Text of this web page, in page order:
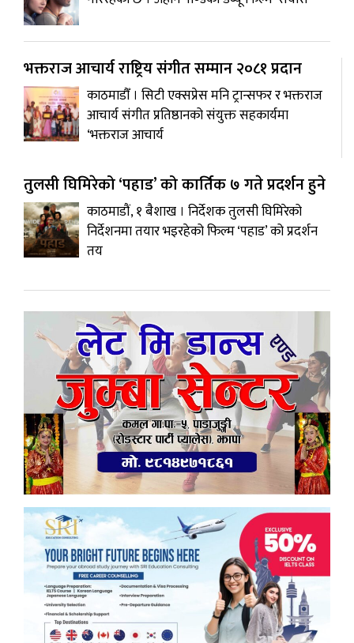
भक्तराज आचार्य राष्ट्रिय संगीत सम्मान २०८१ प्रदान
काठमाडौँ । सिटी एक्सप्रेस मनि ट्रान्सफर र भक्तराज
आचार्य संगीत प्रतिष्ठानको संयुक्त सहकार्यमा
‘भक्तराज आचार्य
तुलसी घिमिरेको ‘पहाड’ को कार्तिक ७ गते प्रदर्शन हुने
काठमाडौं, १ बैशाख । निर्देशक तुलसी घिमिरेको
निर्देशनमा तयार भइरहेको फिल्म ‘पहाड’ को प्रदर्शन
तय